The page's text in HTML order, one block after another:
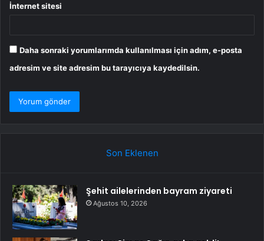
İnternet sitesi
Daha sonraki yorumlarımda kullanılması için adım, e-posta
adresim ve site adresim bu tarayıcıya kaydedilsin.
Son Eklenen
Şehit ailelerinden bayram ziyareti
Ağustos 10, 2026